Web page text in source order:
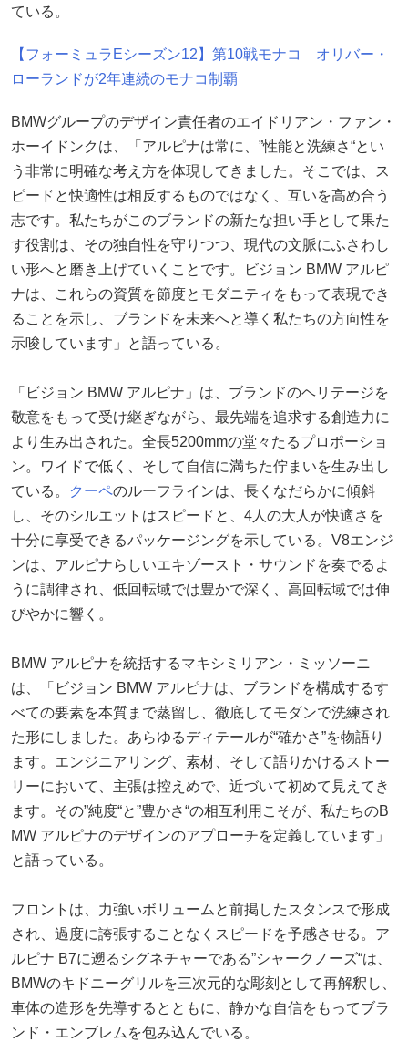
ている。
【フォーミュラEシーズン12】第10戦モナコ オリバー・
ローランドが2年連続のモナコ制覇
BMWグループのデザイン責任者のエイドリアン・ファン・
ホーイドンクは、「アルピナは常に、”性能と洗練さ“とい
う非常に明確な考え方を体現してきました。そこでは、ス
ピードと快適性は相反するものではなく、互いを高め合う
志です。私たちがこのブランドの新たな担い手として果た
す役割は、その独自性を守りつつ、現代の文脈にふさわし
い形へと磨き上げていくことです。ビジョン BMW アルピ
ナは、これらの資質を節度とモダニティをもって表現でき
ることを示し、ブランドを未来へと導く私たちの方向性を
示唆しています」と語っている。
「ビジョン BMW アルピナ」は、ブランドのヘリテージを
敬意をもって受け継ぎながら、最先端を追求する創造力に
より生み出された。全長5200mmの堂々たるプロポーショ
ン。ワイドで低く、そして自信に満ちた佇まいを生み出し
ている。
クーペのルーフラインは、長くなだらかに傾斜
し、そのシルエットはスピードと、4人の大人が快適さを
十分に享受できるパッケージングを示している。V8エンジ
ンは、アルピナらしいエキゾースト・サウンドを奏でるよ
うに調律され、低回転域では豊かで深く、高回転域では伸
びやかに響く。
BMW アルピナを統括するマキシミリアン・ミッソーニ
は、「ビジョン BMW アルピナは、ブランドを構成するす
べての要素を本質まで蒸留し、徹底してモダンで洗練され
た形にしました。あらゆるディテールが“確かさ”を物語り
ます。エンジニアリング、素材、そして語りかけるストー
リーにおいて、主張は控えめで、近づいて初めて見えてき
ます。その”純度“と”豊かさ“の相互利用こそが、私たちのB
MW アルピナのデザインのアプローチを定義しています」
と語っている。
フロントは、力強いボリュームと前掲したスタンスで形成
され、過度に誇張することなくスピードを予感させる。ア
ルピナ B7に遡るシグネチャーである”シャークノーズ“は、
BMWのキドニーグリルを三次元的な彫刻として再解釈し、
車体の造形を先導するとともに、静かな自信をもってブラ
ンド・エンブレムを包み込んでいる。